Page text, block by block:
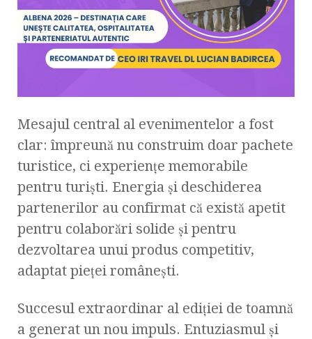
Mesajul central al evenimentelor a fost
clar: împreună nu construim doar pachete
turistice, ci experiențe memorabile
pentru turiști. Energia și deschiderea
partenerilor au confirmat că există apetit
pentru colaborări solide și pentru
dezvoltarea unui produs competitiv,
adaptat pieței românești.
Succesul extraordinar al ediției de toamnă
a generat un nou impuls. Entuziasmul și